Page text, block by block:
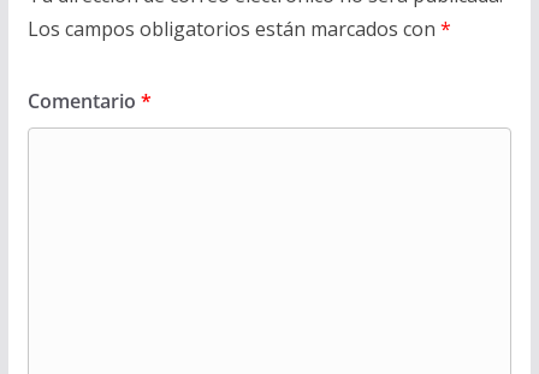
Los campos obligatorios están marcados con *
Comentario *